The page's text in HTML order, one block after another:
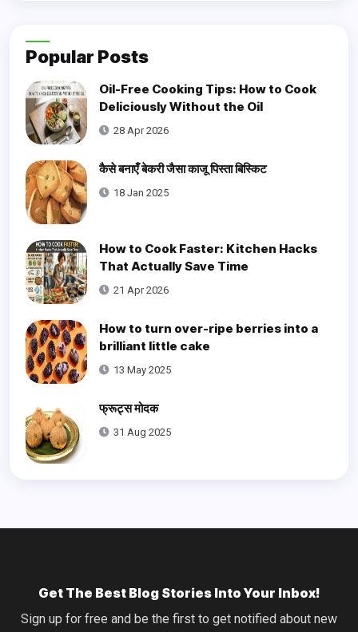
Popular Posts
Oil-Free Cooking Tips: How to Cook
Deliciously Without the Oil
28 Apr 2026
कैसे बनाएँ बेकरी जैसा काजू पिस्ता बिस्किट
18 Jan 2025
How to Cook Faster: Kitchen Hacks
That Actually Save Time
21 Apr 2026
How to turn over-ripe berries into a
brilliant little cake
13 May 2025
फ्रूट्स मोदक
31 Aug 2025
Get The Best Blog Stories Into Your Inbox!
Sign up for free and be the first to get notified about new